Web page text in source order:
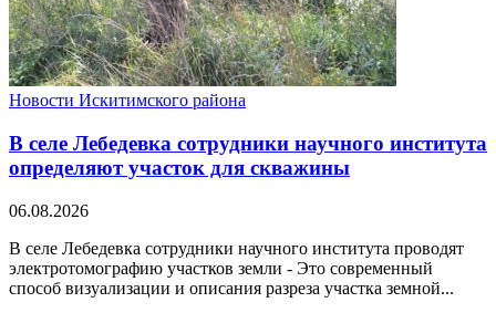
Новости Искитимского района
В селе Лебедевка сотрудники научного института
определяют участок для скважины
06.08.2026
В селе Лебедевка сотрудники научного института проводят
электротомографию участков земли - Это современный
способ визуализации и описания разреза участка земной...